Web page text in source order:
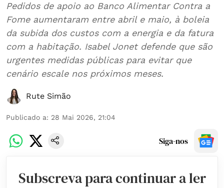
Pedidos de apoio ao Banco Alimentar Contra a
Fome aumentaram entre abril e maio, à boleia
da subida dos custos com a energia e da fatura
com a habitação. Isabel Jonet defende que são
urgentes medidas públicas para evitar que
cenário escale nos próximos meses.
Rute Simão
Publicado a: 28 Mai 2026, 21:04
Siga-nos
Subscreva para continuar a ler